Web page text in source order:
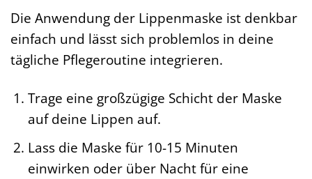
Die Anwendung der Lippenmaske ist denkbar
einfach und lässt sich problemlos in deine
tägliche Pflegeroutine integrieren.
Trage eine großzügige Schicht der Maske
auf deine Lippen auf.
Lass die Maske für 10-15 Minuten
einwirken oder über Nacht für eine